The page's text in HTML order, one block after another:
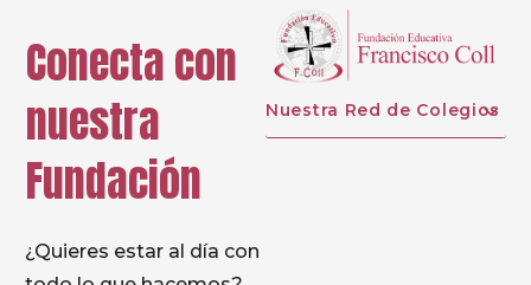
Conecta con
nuestra
Fundación
¿Quieres estar al día con
Nuestra Red de Colegios